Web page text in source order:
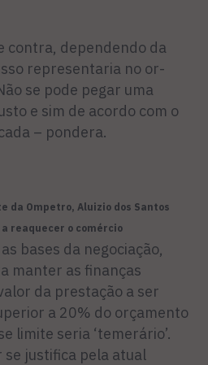
con­tra, dependendo da
representaria no or­
se pode pegar uma
e sim de acordo com o
– pondera.
Aluizio dos Santos
reaquecer o comércio
bases da negociação,
manter as finanças
da prestação a ser
a 20% do orçamento
limite seria ‘teme­rário’.
se justifica pela atual